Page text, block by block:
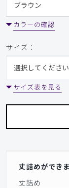
カラーの確認
サイズ：
サイズ表を見る
丈詰めができ
丈詰め